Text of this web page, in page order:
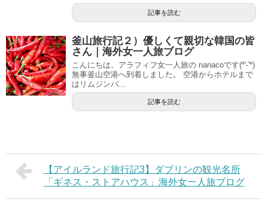
記事を読む
釜山旅行記２）優しくて親切な韓国の皆
さん｜海外女一人旅ブログ
こんにちは。アラフィフ女一人旅の nanacoです(*'-'*)
無事釜山空港へ到着しました。 空港からホテルまで
はリムジンバ...
記事を読む
【アイルランド旅行記3】ダブリンの観光名所
「ギネス・ストアハウス」海外女一人旅ブログ